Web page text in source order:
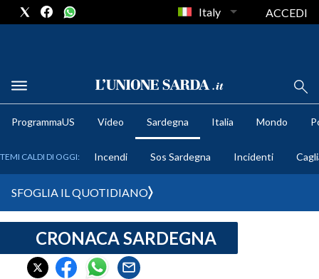
METEO
CRONACA SARDEGNA
CAGLIARI
Italy ACCEDI
ProgrammaUS Video Sardegna Italia Mondo
TEMI CALDI DI OGGI: Incendi Sos Sardegna Incidenti
SFOGLIA IL QUOTIDIANO
CRONACA SARDEGNA